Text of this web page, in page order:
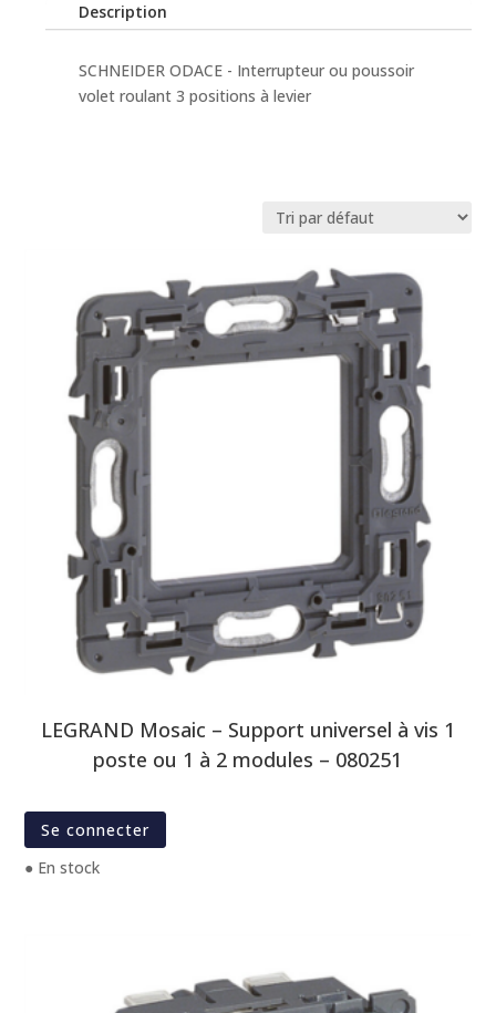
Description
SCHNEIDER ODACE - Interrupteur ou poussoir
volet roulant 3 positions à levier
LEGRAND Mosaic – Support universel à vis 1
poste ou 1 à 2 modules – 080251
Se connecter
● En stock